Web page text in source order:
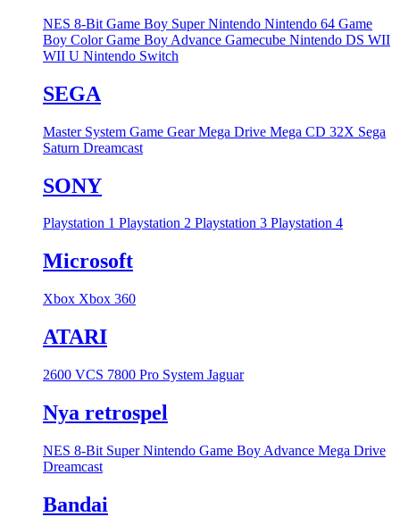
NES 8-Bit Game Boy Super Nintendo Nintendo 64 Game
Boy ColorGame Boy Advance Gamecube Nintendo DS WII
WII U Nintendo Switch
SEGA
Master System Game GearMega Drive Mega CD 32X Sega
Saturn Dreamcast
SONY
Playstation 1 Playstation 2 Playstation 3 Playstation 4
Microsoft
Xbox Xbox 360
ATARI
2600 VCS 7800 Pro System Jaguar
Nya retrospel
NES 8-Bit Super Nintendo Game Boy Advance Mega Drive
Dreamcast
Bandai